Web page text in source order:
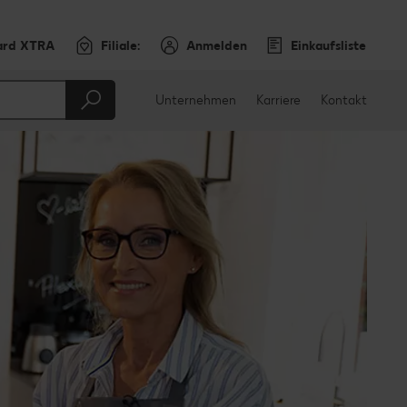
XTRA Filiale: Anmelden Einkaufsliste
Unternehmen Karriere Kontakt